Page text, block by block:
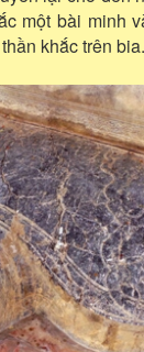
một bài minh
khắc trên bia.